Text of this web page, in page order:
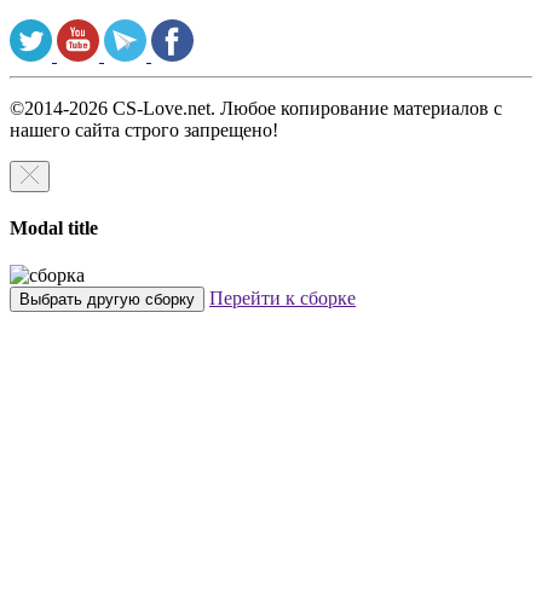
©2014-2026 CS-Love.net. Любое копирование материалов с
нашего сайта строго запрещено!
Modal title
Выбрать другую сборку Перейти к сборке